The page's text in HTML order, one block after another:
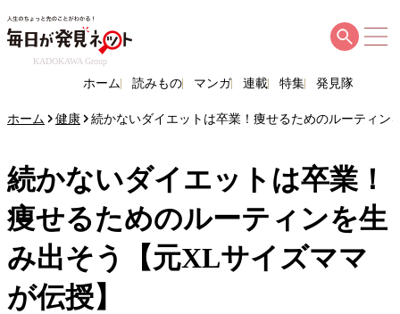
KADOKAWA Group
ホーム 読みもの マンガ 連載 特集 発見隊
ホーム 健康 続かないダイエットは卒業！痩せるためのルーティン
続かないダイエットは卒業！
痩せるためのルーティンを生
み出そう【元XLサイズママ
が伝授】